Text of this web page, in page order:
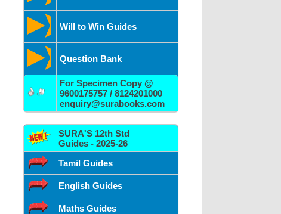
Will to Win Guides
Question Bank
For Specimen Copy @
9600175757 / 8124201000
enquiry@surabooks.com
SURA'S 12th Std
Guides - 2025-26
Tamil Guides
English Guides
Maths Guides